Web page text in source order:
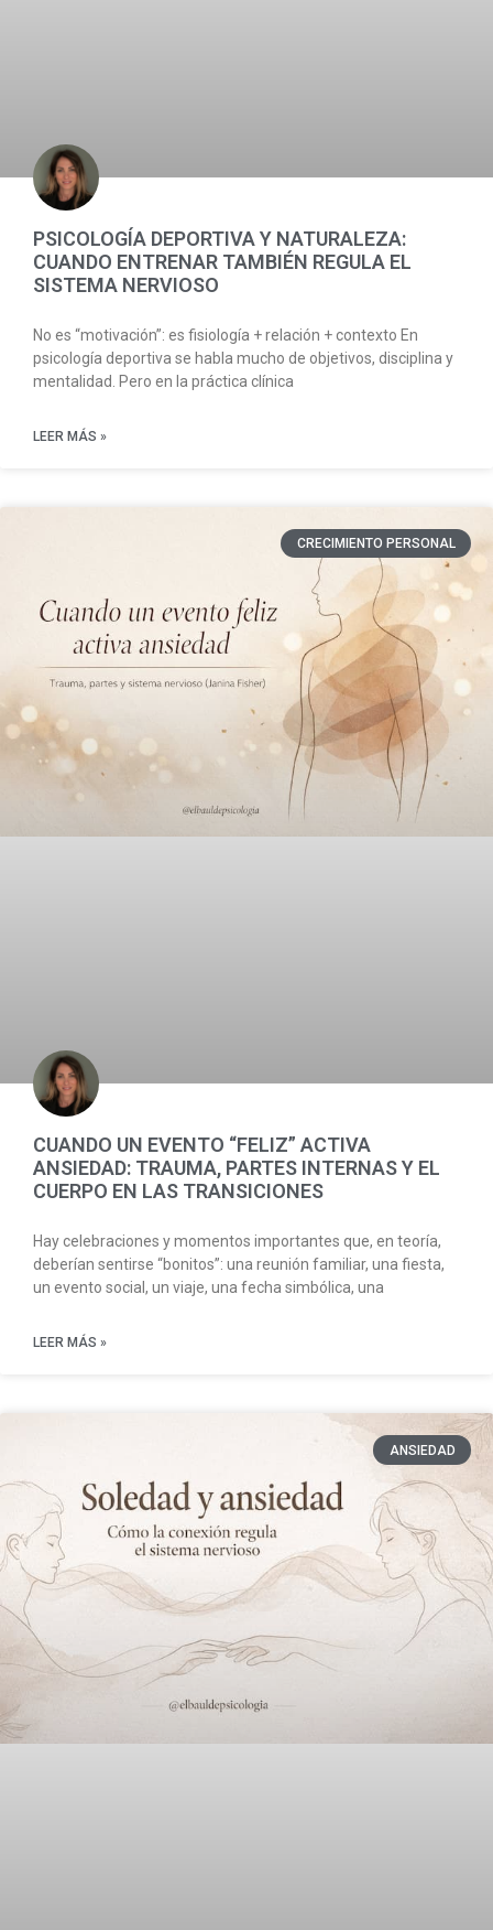
PSICOLOGÍA DEPORTIVA Y NATURALEZA:
CUANDO ENTRENAR TAMBIÉN REGULA EL
SISTEMA NERVIOSO
No es “motivación”: es fisiología + relación + contexto En
psicología deportiva se habla mucho de objetivos, disciplina y
mentalidad. Pero en la práctica clínica
LEER MÁS »
CRECIMIENTO PERSONAL
CUANDO UN EVENTO “FELIZ” ACTIVA
ANSIEDAD: TRAUMA, PARTES INTERNAS Y EL
CUERPO EN LAS TRANSICIONES
Hay celebraciones y momentos importantes que, en teoría,
deberían sentirse “bonitos”: una reunión familiar, una fiesta,
un evento social, un viaje, una fecha simbólica, una
LEER MÁS »
ANSIEDAD